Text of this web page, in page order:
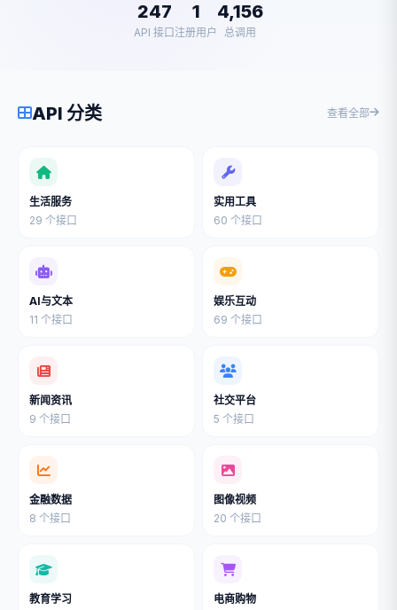
247
API 接口
1
注册用户
4,156
总调用
API 分类 查看全部
生活服务
29 个接口
实用工具
60 个接口
AI与文本
11 个接口
娱乐互动
69 个接口
新闻资讯
9 个接口
社交平台
5 个接口
金融数据
8 个接口
图像视频
20 个接口
教育学习
电商购物